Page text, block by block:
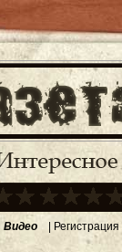
Видео | Регистрация